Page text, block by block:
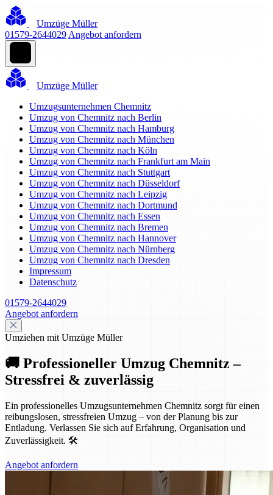
Umzüge Müller
01579-2644029 Angebot anfordern
Umzüge Müller
Umzugsunternehmen Chemnitz
Umzug von Chemnitz nach Berlin
Umzug von Chemnitz nach Hamburg
Umzug von Chemnitz nach München
Umzug von Chemnitz nach Köln
Umzug von Chemnitz nach Frankfurt am Main
Umzug von Chemnitz nach Stuttgart
Umzug von Chemnitz nach Düsseldorf
Umzug von Chemnitz nach Leipzig
Umzug von Chemnitz nach Dortmund
Umzug von Chemnitz nach Essen
Umzug von Chemnitz nach Bremen
Umzug von Chemnitz nach Hannover
Umzug von Chemnitz nach Nürnberg
Umzug von Chemnitz nach Dresden
Impressum
Datenschutz
01579-2644029
Angebot anfordern
Umziehen mit Umzüge Müller
🚚 Professioneller Umzug Chemnitz –
Stressfrei & zuverlässig
Ein professionelles Umzugsunternehmen Chemnitz sorgt für einen
reibungslosen, stressfreien Umzug – von der Planung bis zur
Entladung. Verlassen Sie sich auf Erfahrung, Organisation und
Zuverlässigkeit. 🛠️
Angebot anfordern